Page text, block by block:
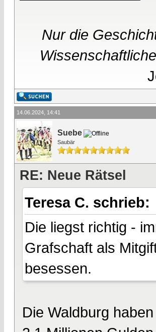
Nur die
14.06.2024, 14:41
Suebe
Saubär
RE: Neue Rätsel
Teresa C. schrieb:
Die liegst richtig -
Grafschaft als
besessen.
Die Waldburg